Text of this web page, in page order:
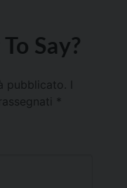
Say?
pubblicato.
*